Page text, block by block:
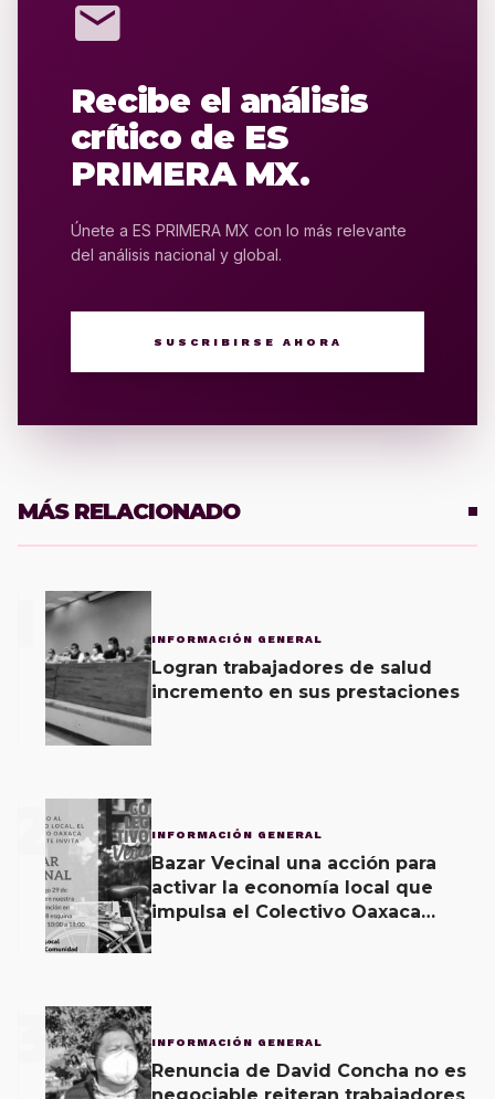
mail
Recibe el análisis
crítico de ES
PRIMERA MX.
Únete a ES PRIMERA MX con lo más relevante
del análisis nacional y global.
SUSCRIBIRSE AHORA
MÁS RELACIONADO
INFORMACIÓN GENERAL
Logran trabajadores de salud
incremento en sus prestaciones
2 INFORMACIÓN GENERAL
Bazar Vecinal una acción para
activar la economía local que
impulsa el Colectivo Oaxaca
3 INFORMACIÓN GENERAL
Renuncia de David Concha no es